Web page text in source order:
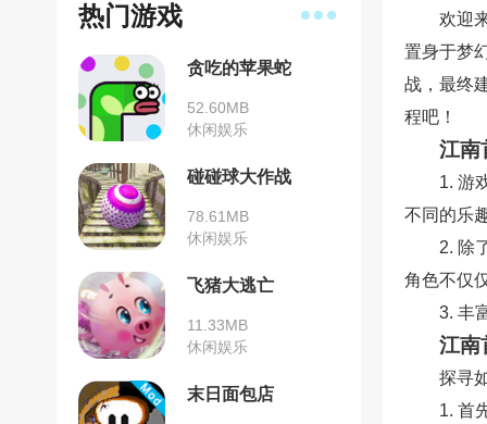
热门游戏
贪吃的苹果蛇
52.60MB
休闲娱乐
碰碰球大作战
78.61MB
休闲娱乐
飞猪大逃亡
11.33MB
休闲娱乐
末日面包店
欢迎
置身于梦
战，最终
程吧！
江南
1. 游
不同的乐
2. 除
角色不仅
3. 丰
江南
探寻
1. 首